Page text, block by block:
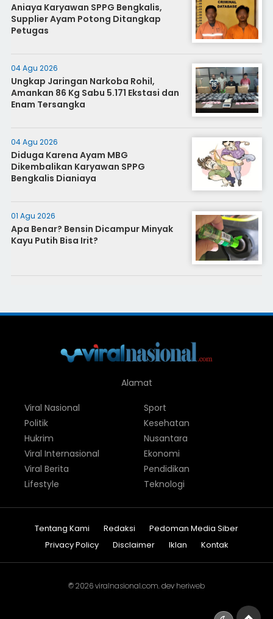
Aniaya Karyawan SPPG Bengkalis,
Supplier Ayam Potong Ditangkap
Petugas
04 Agu 2026
Ungkap Jaringan Narkoba Rohil,
Amankan 86 Kg Sabu 5.171 Ekstasi dan
Enam Tersangka
04 Agu 2026
Diduga Karena Ayam MBG
Dikembalikan Karyawan SPPG
Bengkalis Dianiaya
01 Agu 2026
Apa Benar? Bensin Dicampur Minyak
Kayu Putih Bisa Irit?
Alamat
Viral Nasional
Politik
Hukrim
Viral Internasional
Viral Berita
Lifestyle
Sport
Kesehatan
Nusantara
Ekonomi
Pendidikan
Teknologi
Tentang Kami Redaksi
Pedoman Media Siber
Privacy Policy
Disclaimer Iklan Kontak
© 2026viralnasional.com. dev heriweb